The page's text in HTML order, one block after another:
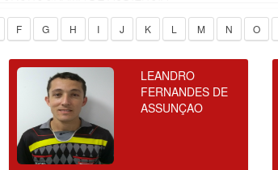
F G H I J K L M N O
LEANDRO
FERNANDES DE
ASSUNÇAO